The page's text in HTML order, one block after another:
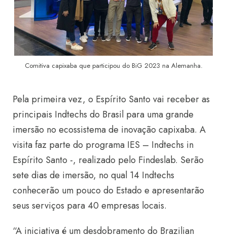
Comitiva capixaba que participou do BiG 2023 na Alemanha.
Pela primeira vez, o Espírito Santo vai receber as
principais Indtechs do Brasil para uma grande
imersão no ecossistema de inovação capixaba. A
visita faz parte do programa IES – Indtechs in
Espírito Santo -, realizado pelo Findeslab. Serão
sete dias de imersão, no qual 14 Indtechs
conhecerão um pouco do Estado e apresentarão
seus serviços para 40 empresas locais.
“A iniciativa é um desdobramento do Brazilian